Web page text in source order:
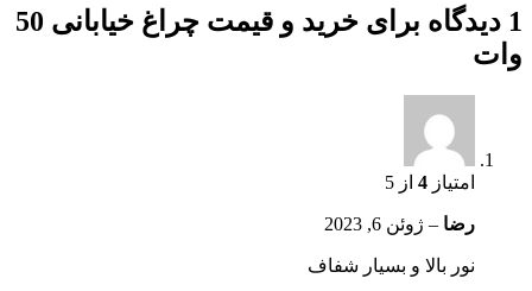
1 دیدگاه برای
خرید و قیمت چراغ خیابانی 50
وات
امتیاز 4 از 5
رضا – ژوئن 6, 2023
نور بالا و بسیار شفاف